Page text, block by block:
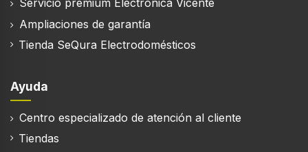
Servicio premium Electrónica Vicente
Ampliaciones de garantía
Tienda SeQura Electrodomésticos
Ayuda
Centro especializado de atención al cliente
Tiendas